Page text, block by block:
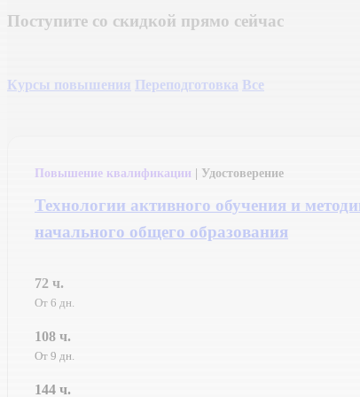
Поступите со скидкой прямо сейчас
Курсы повышения Переподготовка Все
Повышение квалификации | Удостоверение
Технологии активного обучения и
начального общего образования
72 ч.
От 6 дн.
108 ч.
От 9 дн.
144 ч.